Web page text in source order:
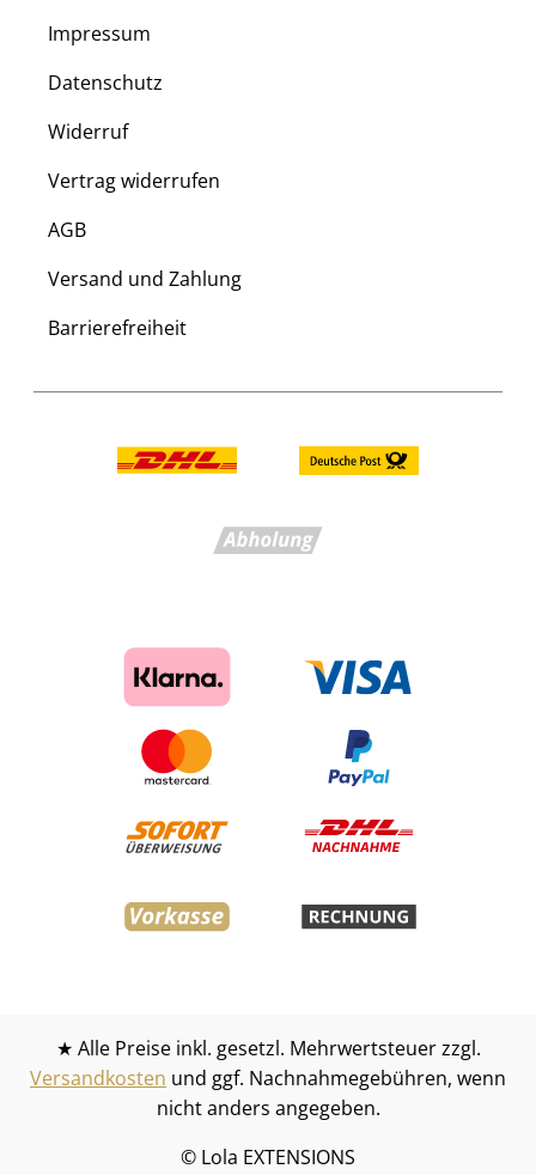
Impressum
Datenschutz
Widerruf
Vertrag widerrufen
AGB
Versand und Zahlung
Barrierefreiheit
★ Alle Preise inkl. gesetzl. Mehrwertsteuer zzgl.
Versandkosten und ggf. Nachnahmegebühren, wenn
nicht anders angegeben.
© Lola EXTENSIONS